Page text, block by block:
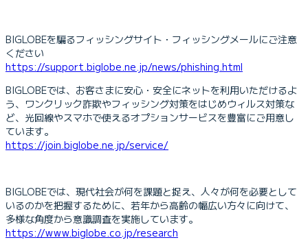
BIGLOBEを騙るフィッシングサイト・フィッシングメールにご注意
ください
https://support.biglobe.ne.jp/news/phishing.html
BIGLOBEでは、お客さまに安心・安全にネットを利用いただけるよ
う、ワンクリック詐欺やフィッシング対策をはじめウィルス対策な
ど、光回線やスマホで使えるオプションサービスを豊富にご用意し
ています。
https://join.biglobe.ne.jp/service/
BIGLOBEでは、現代社会が何を課題と捉え、人々が何を必要として
いるのかを把握するために、若年から高齢の幅広い方々に向けて、
多様な角度から意識調査を実施しています。
https://www.biglobe.co.jp/research